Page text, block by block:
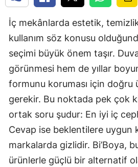
İç mekânlarda estetik,
kullanım söz konusu
seçimi büyük önem taşır.
görünmesi hem de yıllar
formunu koruması için doğru
gerekir. Bu noktada pek çok
ortak soru şudur: En iyi iç
Cevap ise beklentilere uygun
markalarda gizlidir. Bi’Boya,
ürünlerle güçlü bir alternatif